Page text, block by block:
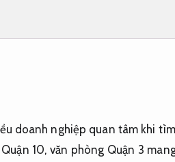
doanh nghiệp quan tâm khi
10, văn phòng Quận 3